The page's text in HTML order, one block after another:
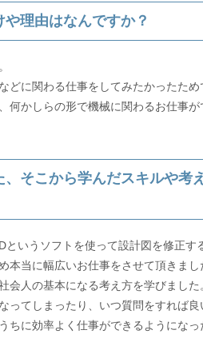
理由はなんですか？
どに関わる仕事をしてみたかったため
何かしらの形で機械に関わるお仕事が
そこから学んだスキルや考え
いうソフトを使って設計図を修正す
当に幅広いお仕事をさせて頂きまし
会人の基本になる考え方を学びました
ってしまったり、いつ質問をすれば良
ちに効率よく仕事ができるようになっ